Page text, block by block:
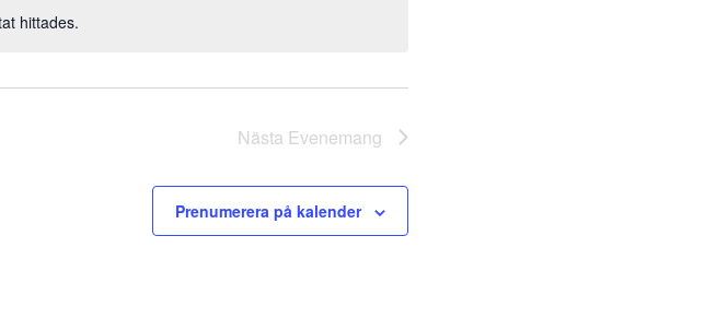
hittades.
Nästa Evenemang
Prenumerera på kalender